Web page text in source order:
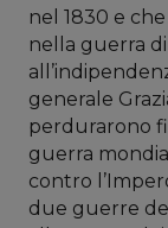
nel 1830 e
nella guerra
generale
perdurarono
guerra
contro
due guerre